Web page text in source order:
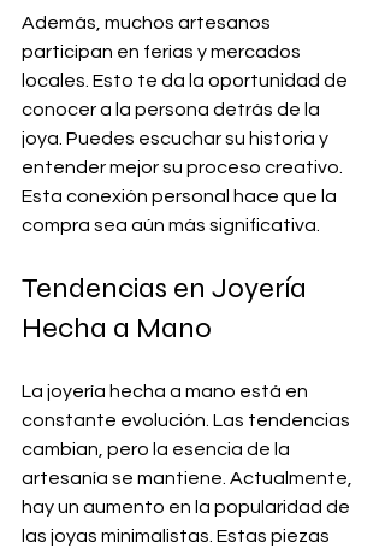
Además, muchos artesanos
participan en ferias y mercados
locales. Esto te da la oportunidad de
conocer a la persona detrás de la
joya. Puedes escuchar su historia y
entender mejor su proceso creativo.
Esta conexión personal hace que la
compra sea aún más significativa.
Tendencias en Joyería
Hecha a Mano
La joyería hecha a mano está en
constante evolución. Las tendencias
cambian, pero la esencia de la
artesanía se mantiene. Actualmente,
hay un aumento en la popularidad de
las joyas minimalistas. Estas piezas